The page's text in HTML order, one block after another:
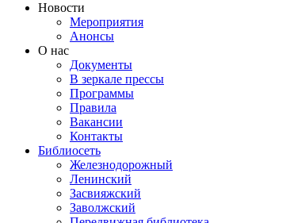
Новости
Мероприятия
Анонсы
О нас
Документы
В зеркале прессы
Программы
Правила
Вакансии
Контакты
Библиосеть
Железнодорожный
Ленинский
Засвияжский
Заволжский